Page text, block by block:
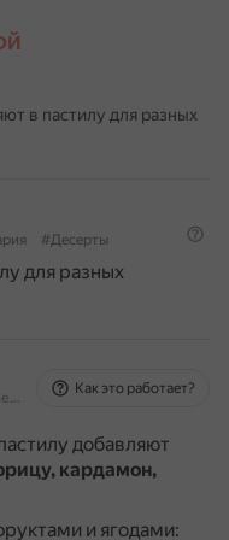
в пастилу для разных
#Десерты
для разных
На основе источников, возможны неточности
Как это работает?
добавляют
кардамон,
и ягодами: